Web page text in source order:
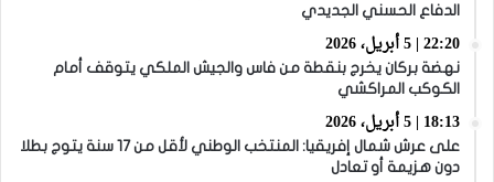
الدفاع الحسني الجديدي
22:20 | 5 أبريل، 2026
نهضة بركان يخرج بنقطة من فاس والجيش الملكي يتوقف أمام
الكوكب المراكشي
18:13 | 5 أبريل، 2026
على عرش شمال إفريقيا: المنتخب الوطني لأقل من 17 سنة يتوج بطلا
دون هزيمة أو تعادل